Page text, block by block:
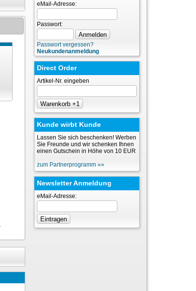
eMail-Adresse:
Passwort:
Passwort vergessen?
Neukundenanmeldung
Direct Order
Artikel-Nr. eingeben
Kunde wirbt Kunde
Lassen Sie sich beschenken! Werben
Sie Freunde und wir schenken Ihnen
einen Gutschein in Höhe von 10 EUR
zum Partnerprogramm »»
Newsletter Anmeldung
eMail-Adresse: